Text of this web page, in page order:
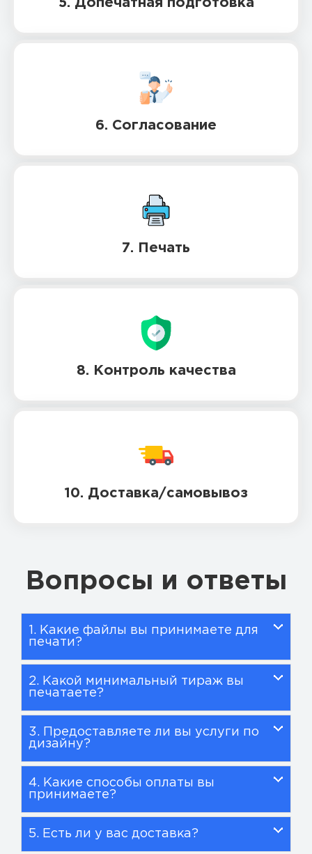
5. Допечатная подготовка
6. Согласование
7. Печать
8. Контроль качества
10. Доставка/самовывоз
Вопросы и ответы
1. Какие файлы вы принимаете для
печати?
2. Какой минимальный тираж вы
печатаете?
3. Предоставляете ли вы услуги по
дизайну?
4. Какие способы оплаты вы
принимаете?
5. Есть ли у вас доставка?